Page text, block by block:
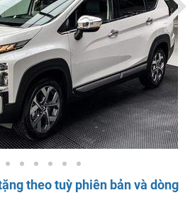
theo tuỳ phiên bản và dòng